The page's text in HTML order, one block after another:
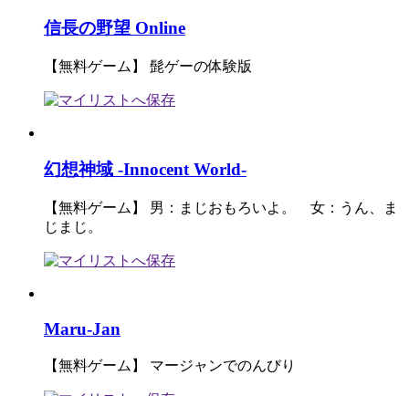
信長の野望 Online
【無料ゲーム】 髭ゲーの体験版
幻想神域 -Innocent World-
【無料ゲーム】 男：まじおもろいよ。 女：うん、ま
じまじ。
Maru-Jan
【無料ゲーム】 マージャンでのんびり